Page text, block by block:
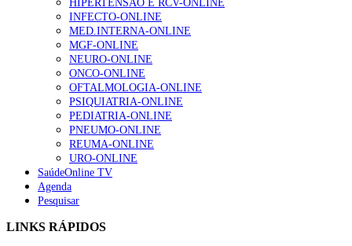
Quase quatro em cada dez doentes com enfarte
apresentavam níveis elevados de Lp(a), revela estudo
86 visualizações
“Os programas de rastreio do cancro do pulmão são
custo-efetivos e representam um investimento
sustentável para os sistemas de saúde”
66 visualizações
Trodelvy aprovado para primeira linha no cancro da
mama triplo negativo metastático em doentes não
61 visualizações
HIPERTENSÃO E RCV-ONLINE
INFECTO-ONLINE
MED.INTERNA-ONLINE
MGF-ONLINE
NEURO-ONLINE
ONCO-ONLINE
OFTALMOLOGIA-ONLINE
PSIQUIATRIA-ONLINE
PEDIATRIA-ONLINE
PNEUMO-ONLINE
REUMA-ONLINE
URO-ONLINE
SaúdeOnline TV
Agenda
Pesquisar
LINKS RÁPIDOS